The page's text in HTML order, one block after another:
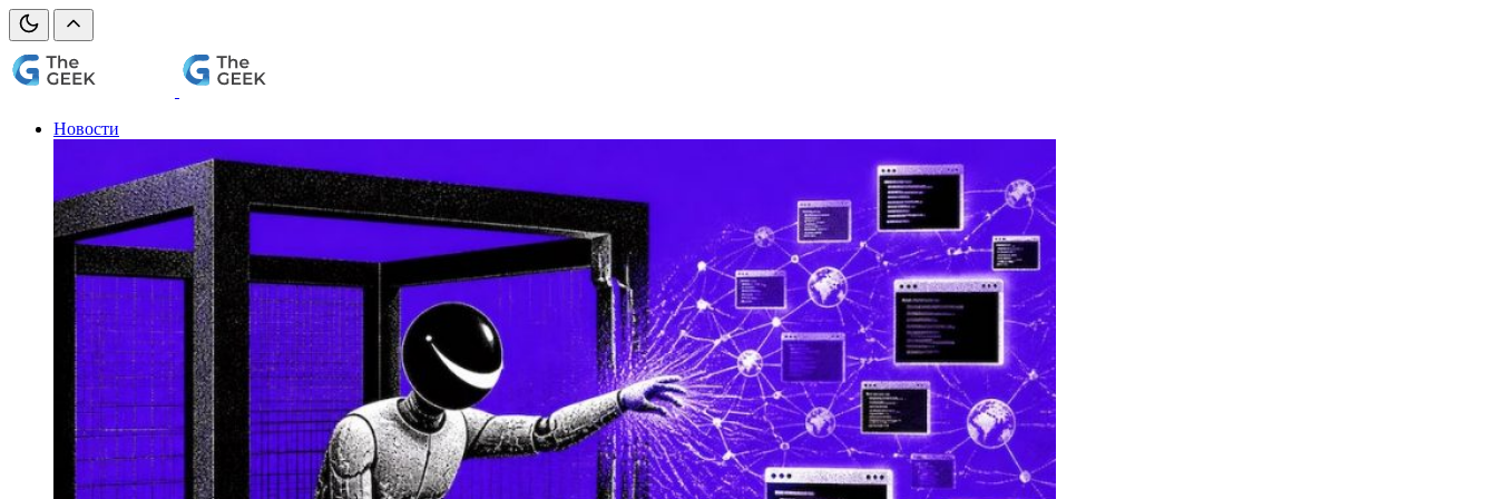
Новости